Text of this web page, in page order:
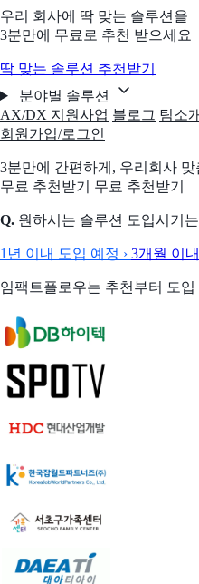
우리 회사에 딱 맞는 솔루션을
3분만에 무료로 추천 받으세요
딱 맞는 솔루션 추천받기
분야별 솔루션
AX/DX 지원사업 블로그 팀소개
회원가입/로그인
3분만에 간편하게, 우리회사 맞
무료 추천받기
무료 추천받기
Q. 원하시는 솔루션 도입시기
1년 이내 도입 예정 › 3개월 이
임팩트플로우는 추천부터 도입